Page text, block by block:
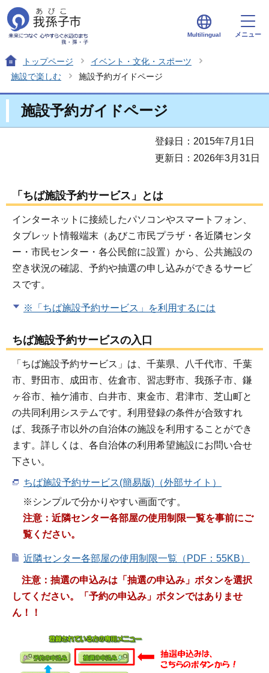
Multilingual メニュー
トップページ
イベント・文化・スポーツ
施設で楽しむ
施設予約ガイドページ
施設予約ガイドページ
登録日：2015年7月1日
更新日：2026年3月31日
「ちば施設予約サービス」とは
インターネットに接続したパソコンやスマートフォン、
タブレット情報端末（あびこ市民プラザ・各近隣センタ
ー・市民センター・各公民館に設置）から、公共施設の
空き状況の確認、予約や抽選の申し込みができるサービ
スです。
※「ちば施設予約サービス」を利用するには
ちば施設予約サービスの入口
「ちば施設予約サービス」は、千葉県、八千代市、千葉
市、野田市、成田市、佐倉市、習志野市、我孫子市、鎌
ヶ谷市、袖ケ浦市、白井市、東金市、君津市、芝山町と
の共同利用システムです。利用登録の条件が合致すれ
ば、我孫子市以外の自治体の施設を利用することができ
ます。詳しくは、各自治体の利用希望施設にお問い合せ
下さい。
ちば施設予約サービス(簡易版)（外部サイト）
※シンプルで分かりやすい画面です。
注意：近隣センター各部屋の使用制限一覧を事前にご
覧ください。
近隣センター各部屋の使用制限一覧（PDF：55KB）
注意：抽選の申込みは「抽選の申込み」ボタンを選択
してください。「予約の申込み」ボタンではありませ
ん！！